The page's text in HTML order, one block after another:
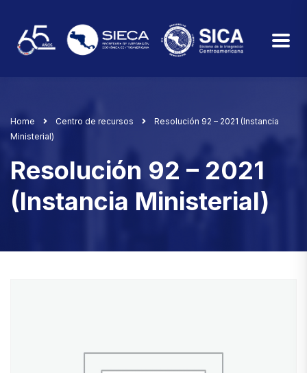
Home Centro de recursos
Resolución 92 – 2021 (Instancia
Ministerial)
Resolución 92 – 2021
(Instancia Ministerial)